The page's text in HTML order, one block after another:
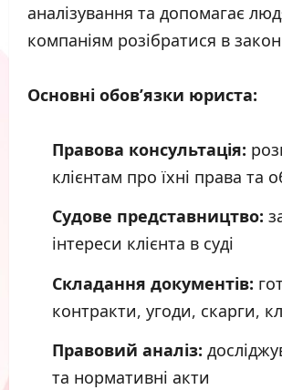
аналізування та допомагає
компаніям розібратися в
Основні обов’язки юриста:
Правова консультація:
клієнтам про їхні права та
Судове представництво:
інтереси клієнта в суді
Складання документів:
контракти, угоди, скарги,
Правовий аналіз:
та нормативні акти